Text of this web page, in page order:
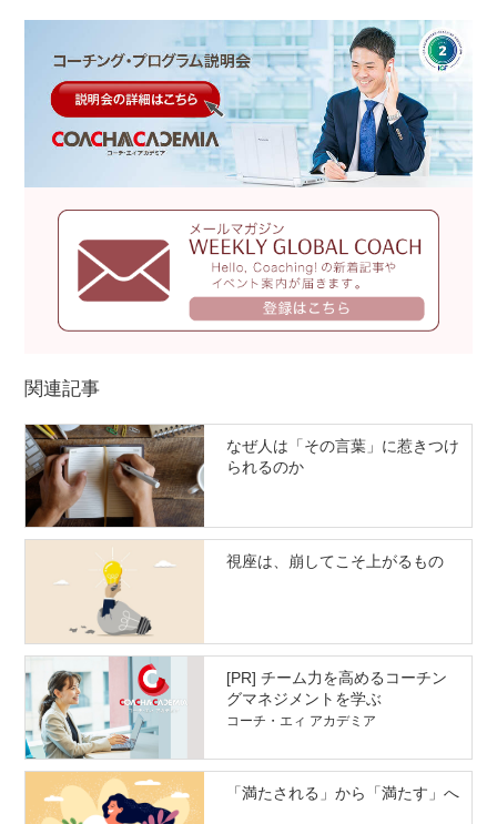
関連記事
なぜ人は「その言葉」に惹きつけ
られるのか
視座は、崩してこそ上がるもの
[PR] チーム力を高めるコーチン
グマネジメントを学ぶ
コーチ・エィ アカデミア
「満たされる」から「満たす」へ